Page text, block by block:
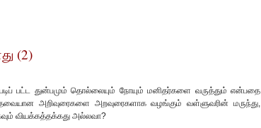
(2)
பட்ட துன்பமும் தொல்லையும் நோயும் மனிதர்களை வருத்தும் என்பதை
அறிவுரைகளை அறவுரைகளாக வழங்கும் வள்ளுவரின் மருந்து,
வியக்கத்தக்கது அல்லவா?